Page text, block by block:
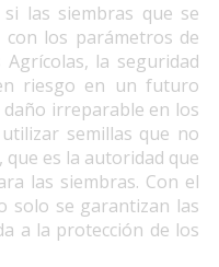
las siembras que se
los parámetros de
Agrícolas, la seguridad
riesgo en un futuro
daño irreparable en los
semillas que no
que es la autoridad que
las siembras. Con el
solo se garantizan las
a la protección de los